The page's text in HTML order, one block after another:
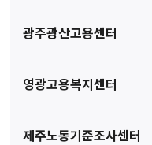
광주광산고용센터
영광고용복지센터
제주노동기준조사센터